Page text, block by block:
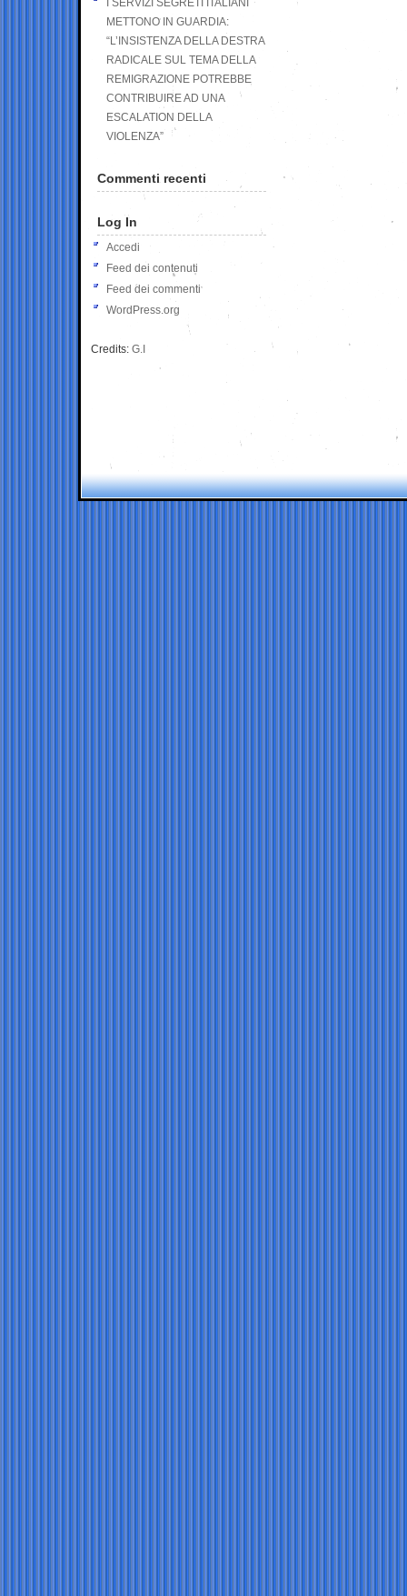
I SERVIZI SEGRETI ITALIANI
METTONO IN GUARDIA:
“L’INSISTENZA DELLA DESTRA
RADICALE SUL TEMA DELLA
REMIGRAZIONE POTREBBE
CONTRIBUIRE AD UNA
ESCALATION DELLA
VIOLENZA”
Commenti recenti
Log In
Accedi
Feed dei contenuti
Feed dei commenti
WordPress.org
Credits: G.I